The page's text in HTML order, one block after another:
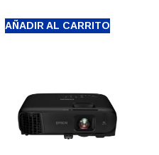
era:
actual
AÑADIR AL CARRITO